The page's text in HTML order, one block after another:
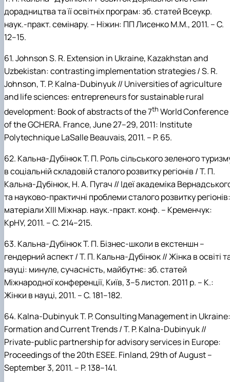
дорадництва та її освітніх програм: зб. статей Всеукр.
наук.-практ. семінару. – Ніжин: ПП Лисенко М.М., 2011. –С.
12–15.
61.JohnsonS. R. Extension in Ukraine, Kazakhstan and
Uzbekistan:contrasting implementation strategies / S. R.
Johnson, T. P. Kalna-Dubinyuk // Universities of agriculture
and life sciences: entrepreneurs for sustainable rural
development: Book of abstracts of the 7th World Conference
of the GCHERA. France, June 27–29, 2011: Institute
Polytechnique LaSalle Beauvais, 2011. – P. 65.
62. Кальна-ДубінюкТ. П. Роль сільського зеленого
в соціальній складовій сталого розвитку регіонів /Т. П.
Кальна-Дубінюк, Н.А. Пугач // Ідеї академіка
та науково-практичні проблеми сталого розвитку регіонів:
матеріали XIII Міжнар. наук.-практ. конф. – Кременчук:
КрНУ, 2011. – С. 214–215.
63. Кальна-ДубінюкТ. П. Бізнес-школи в екстеншн –
гендерний аспект/Т. П. Кальна-Дубінюк // Жінка в освіті
науці: минуле, сучасність, майбутнє: зб. статей
Міжнародної конференції, Київ, 3–5 листоп. 2011 р. – К.:
Жінки в науці, 2011. – С. 181–182.
64. Kalna-DubinyukT. P. Consulting Management in Ukraine:
Formation and Current Trends / T. P. Kalna-Dubinyuk //
Private-public partnership for advisory services in Europe:
Proceedings ofthe 20th ESEE. Finland,29th of August –
September 3, 2011. – P. 138–141.